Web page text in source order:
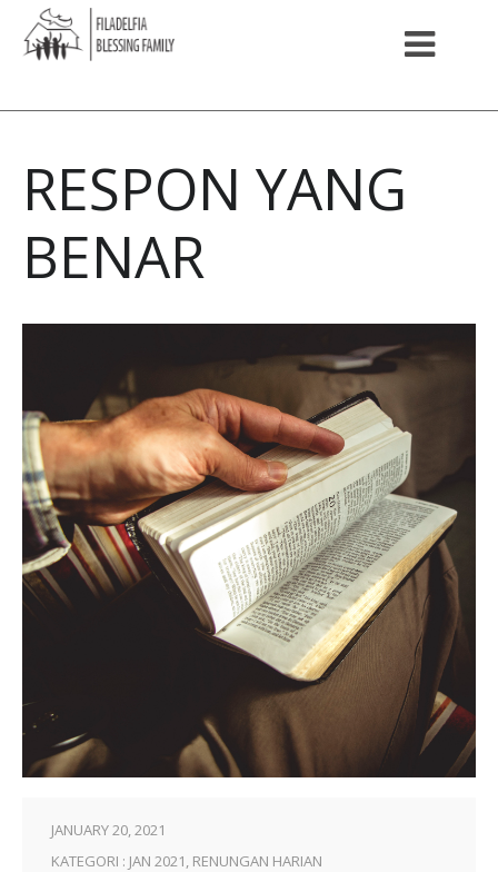
RESPON YANG
BENAR
JANUARY 20, 2021
KATEGORI : JAN 2021, RENUNGAN HARIAN